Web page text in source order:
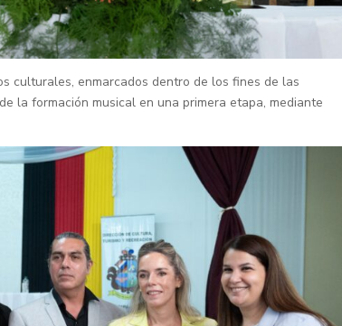
culturales, enmarcados dentro de los fines de las
la formación musical en una primera etapa, mediante